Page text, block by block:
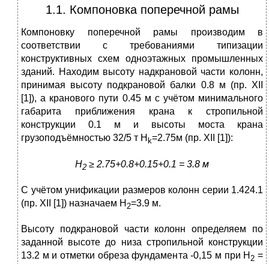
1.1. Компоновка поперечной рамы
Компоновку поперечной рамы производим в
соответствии с требованиями типизации
конструктивных схем одноэтажных промышленных
зданий. Находим высоту надкрановой части колонн,
принимая высоту подкрановой балки 0.8 м (пр. XII
[1]), а кранового пути 0.45 м с учётом минимального
габарита приближения крана к стропильной
конструкции 0.1 м и высоты моста крана
грузоподъёмностью 32/5 т Н k=2.75м (пр. XII [1]):
Н2 ≥ 2.75+0.8+0.15+0.1 = 3.8 м
С учётом унификации размеров колонн серии 1.424.1
(пр. XII [1]) назначаем Н 2=3.9 м.
Высоту подкрановой части колонн определяем по
заданной высоте до низа стропильной конструкции
13.2 м и отметки обреза фундамента -0,15 м при Н 2 =